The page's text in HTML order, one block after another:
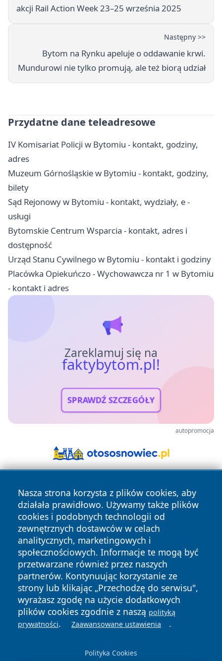
akcji Rail Action Week 23–25 września 2025
Następny >>
Bytom na Rynku apeluje o oddawanie krwi.
Mundurowi nie tylko promują, ale też biorą udział
Przydatne dane teleadresowe
IV Komisariat Policji w Bytomiu - kontakt, godziny,
adres
Muzeum Górnośląskie w Bytomiu - kontakt, godziny,
bilety
Sąd Rejonowy w Bytomiu - kontakt, wydziały, e -
usługi
Bytomskie Centrum Wsparcia - kontakt, adres i
dostępność
Urząd Stanu Cywilnego w Bytomiu - kontakt i godziny
Placówka Opiekuńczo - Wychowawcza nr 1 w Bytomiu
- kontakt i adres
Zareklamuj się na
faktybytom.pl!
SPRAWDŹ SZCZEGÓŁY
autopromocja
Nasza strona korzysta z plików cookies, aby
działała prawidłowo. Używamy także plików
cookies i podobnych technologii od
zewnętrznych dostawców w celach
analitycznych, marketingowych i
społecznościowych. Informacje te mogą być
przetwarzane również przez naszych
partnerów. Kontynuując korzystanie ze
strony lub klikając „Przechodzę do serwisu",
wyrażasz zgodę na użycie dodatkowych
plików cookies zgodnie z naszą polityką
prywatności. Zaawansowane ustawienia .
Polityka Cookies
Copyright © 2026 faktybytom.pl Wszystkie prawa zastrzeżone.
News Autorzy
Polityka
Prywatności
Polityka
Cookies